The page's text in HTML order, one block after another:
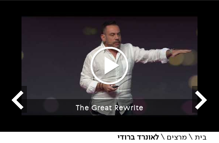
The Great Rewrite
בית\מרצים \לאונרד ברודי